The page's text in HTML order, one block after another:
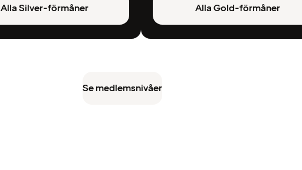
Alla Silver-förmåner Alla Gold-förmåner
Se medlemsnivåer